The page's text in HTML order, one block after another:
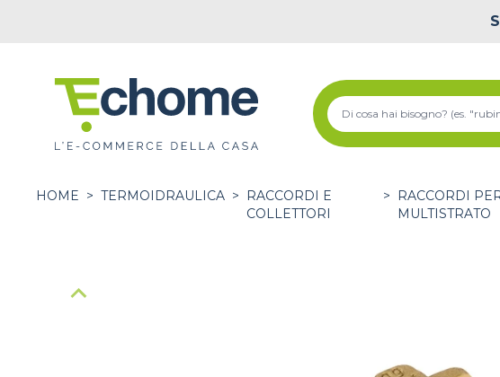
HOME > TERMOIDRAULICA >
RACCORDI E
COLLETTORI
>
RACCORDI
MULTISTRATO